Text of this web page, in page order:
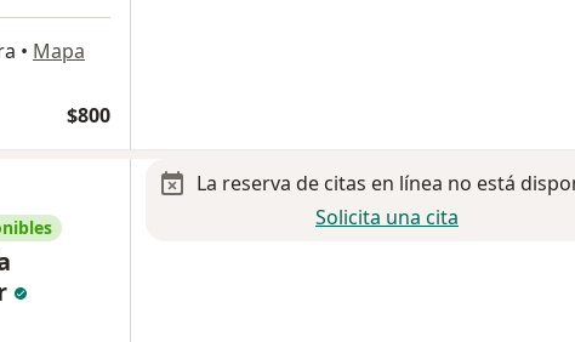
• Mapa
$800
La reserva de citas en línea no está
Solicita una cita